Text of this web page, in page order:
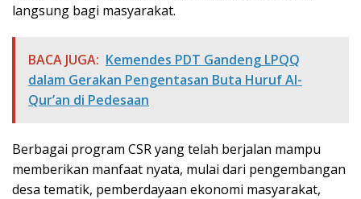
langsung bagi masyarakat.
BACA JUGA: Kemendes PDT Gandeng LPQQ
dalam Gerakan Pengentasan Buta Huruf Al-
Qur’an di Pedesaan
Berbagai program CSR yang telah berjalan mampu
memberikan manfaat nyata, mulai dari pengembangan
desa tematik, pemberdayaan ekonomi masyarakat,